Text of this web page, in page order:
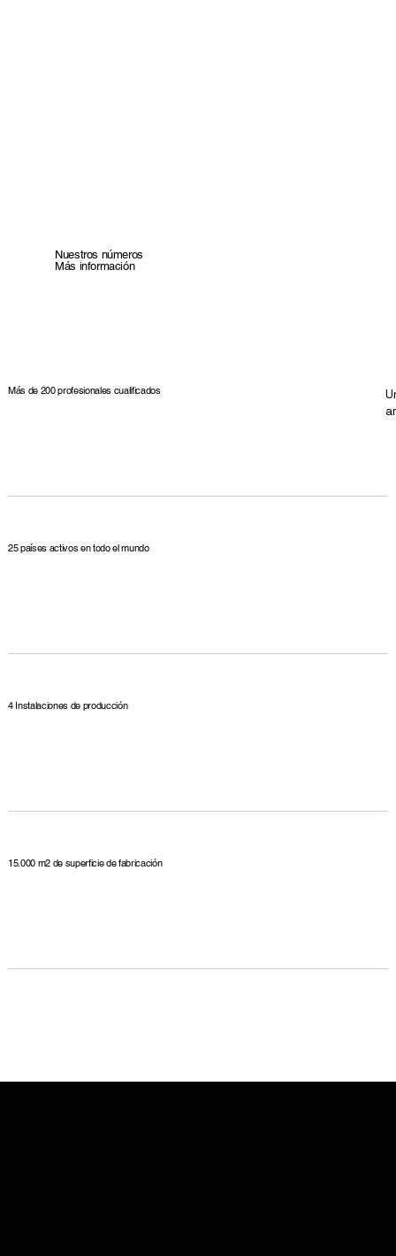
Nuestros números
Más información
Más de 200 profesionales cualificados
25 países activos en todo el mundo
4 Instalaciones de producción
15.000 m2 de superficie de fabricación